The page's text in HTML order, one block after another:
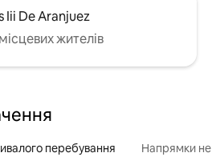
Iii De Aranjuez
жителів
перебування Напрямки